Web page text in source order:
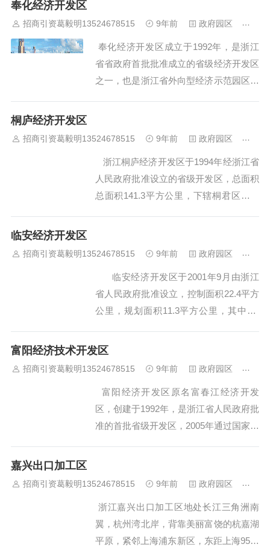
奉化经济开发区
招商引资葛毅明13524678515 9年前 政府园区
奉化经济开发区成立于1992年，是浙江
省省政府首批批准成立的省级经济开发区
之一，也是浙江省外向型经济示范园区和
桐庐经济开发区
招商引资葛毅明13524678515 9年前 政府园区
浙江桐庐经济开发区于1994年经浙江省
人民政府批准设立的省级开发区，总面积
总面积141.3平方公里，下辖桐君区块、
临安经济开发区
招商引资葛毅明13524678515 9年前 政府园区
临安经济开发区于2001年9月由浙江
省人民政府批准设立，控制面积22.4平方
公里，规划面积11.3平方公里，其中7.8
住区块。 临安经济开发区位于临安市
富阳经济技术开发区
招商引资葛毅明13524678515 9年前 政府园区
富阳经济开发区原名富春江经济开发
区，创建于1992年，是浙江省人民政府批
准的首批省级开发区，2005年通过国家审
嘉兴出口加工区
招商引资葛毅明13524678515 9年前 政府园区
浙江嘉兴出口加工区地处长江三角洲南
翼，杭州湾北岸，背靠美丽富饶的杭嘉湖
平原，紧邻上海浦东新区，东距上海95公